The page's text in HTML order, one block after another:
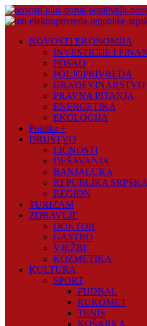
Skip
to
Plus
NOVOSTI EKONOMIJA
INVESTICIJE I
POSAO
POLJOPRIVREDA
GRAĐEVINARSTVO
PRAVNA PITANJA
ENERGETIKA
EKOLOGIJA
Politika +
DRUŠTVO
LIČNOSTI
DEŠAVANJA
BANJALUKA
REPUBLIKA SRPSKA
REGION
TURIZAM
ZDRAVLJE
DOKTOR
GASTRO
VJEŽBE
KOZMETIKA
KULTURA
SPORT
FUDBAL
RUKOMET
TENIS
KOŠARKA